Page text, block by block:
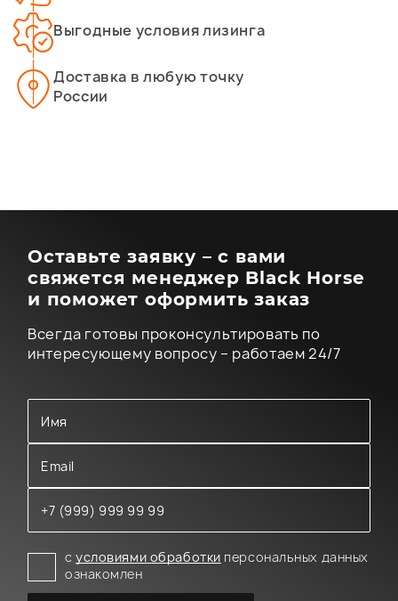
Выгодные условия лизинга
Доставка в любую точку
России
Оставьте заявку – с вами
свяжется менеджер Black Horse
и поможет оформить заказ
Всегда готовы проконсультировать по
интересующему вопросу – работаем 24/7
сусловиями обработки персональных данных
ознакомлен